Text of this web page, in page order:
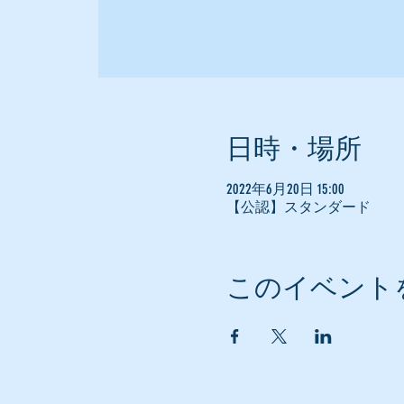
日時・場所
2022年6月20日 15:00
【公認】スタンダード
このイベント